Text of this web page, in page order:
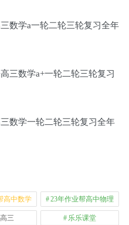
数学a一轮二轮三轮复习全年
三数学a+一轮二轮三轮复习
数学一轮二轮三轮复习全年
高中数学 23年作业帮高中物理
三 乐乐课堂